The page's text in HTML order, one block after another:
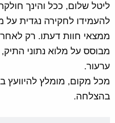
ליטל שלום, ככל והינך
להעמידו לחקירה נגדית
ממצאי חוות דעתו. רק
מבוסס על מלוא נתוני
ערעור.
מכל מקום, מומלץ להיוועץ
בהצלחה.